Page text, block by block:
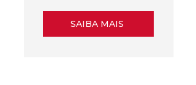
SAIBA MAIS